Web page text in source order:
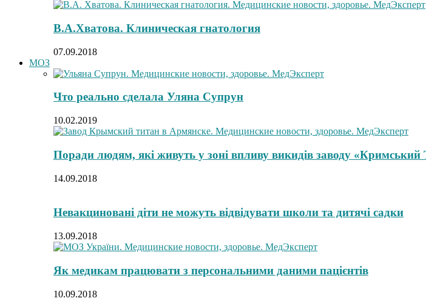
В.А.Хватова. Клиническая гнатология
07.09.2018
МОЗ
Что реально сделала Уляна Супрун
10.02.2019
Поради людям, які живуть у зоні впливу викидів заводу «Кримський
14.09.2018
Невакциновані діти не можуть відвідувати школи та дитячі садки
13.09.2018
Як медикам працювати з персональними даними пацієнтів
10.09.2018